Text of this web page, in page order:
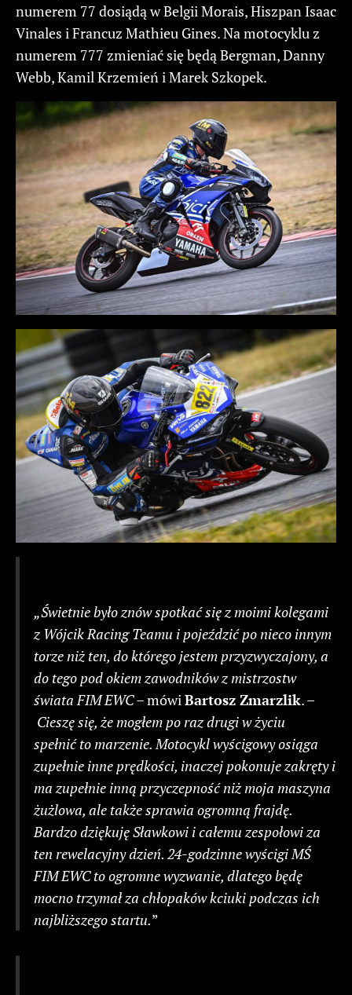
numerem 77 dosiądą w Belgii Morais, Hiszpan Isaac
Vinales i Francuz Mathieu Gines. Na motocyklu z
numerem 777 zmieniać się będą Bergman, Danny
Webb, Kamil Krzemień i Marek Szkopek.
„Świetnie było znów spotkać się z moimi kolegami
z Wójcik Racing Teamu i pojeździć po nieco innym
torze niż ten, do którego jestem przyzwyczajony, a
do tego pod okiem zawodników z mistrzostw
świata FIM EWC– mówiBartosz Zmarzlik. –
Cieszę się, że mogłem po raz drugi w życiu
spełnić to marzenie. Motocykl wyścigowy osiąga
zupełnie inne prędkości, inaczej pokonuje zakręty i
ma zupełnie inną przyczepność niż moja maszyna
żużlowa, ale także sprawia ogromną frajdę.
Bardzo dziękuję Sławkowi i całemu zespołowi za
ten rewelacyjny dzień. 24-godzinne wyścigi MŚ
FIM EWC to ogromne wyzwanie, dlatego będę
mocno trzymał za chłopaków kciuki podczas ich
najbliższego startu.”